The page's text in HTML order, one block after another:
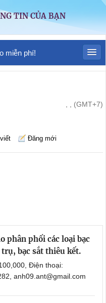
TIN CỦA BẠN
miễn phí!
, , (GMT+7)
Đăng mới
phân phối các loại bạc
trụ, bạc sắt thiêu kết.
Điện thoại:
anh09.ant@gmail.com